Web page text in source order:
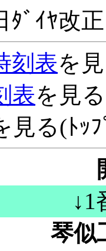
ﾀﾞｲﾔ改正
刻表を
表を見る
見る(ﾄｯ
↓1
琴似